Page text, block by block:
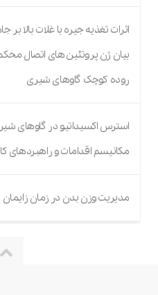
اثرات تغذیه جیره با غلات بالا بر
بیان ژن پروتئین های اتصال
روده کوچک گاوهای شیری
استرس اکسیداتیو در گاوهای
مکانیسم اقدامات و راهبردهای
مدیریت وزن بدن در زمان